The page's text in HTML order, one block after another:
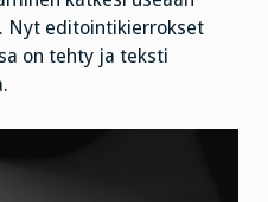
Nyt editointikierrokset
on tehty ja teksti